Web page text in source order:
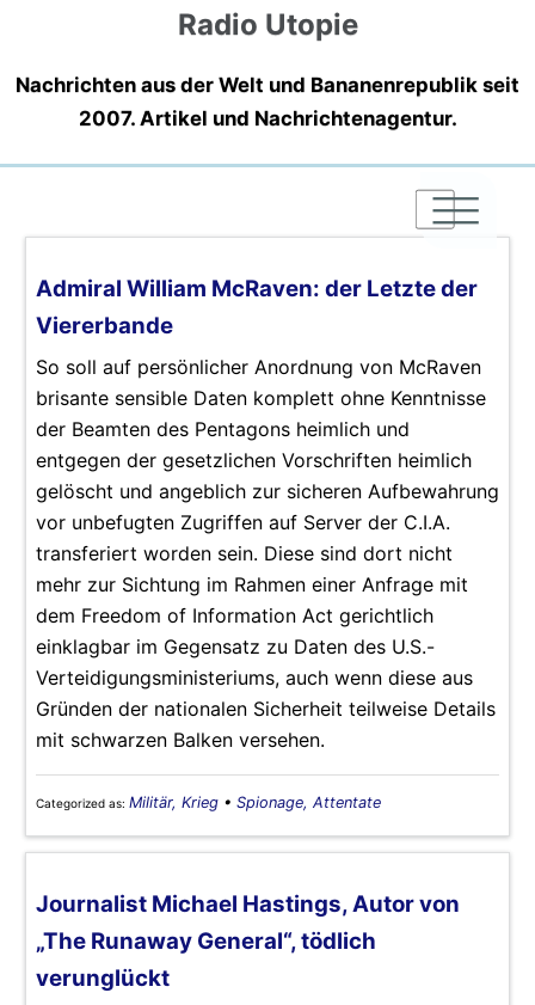
Radio Utopie
Nachrichten aus der Welt und Bananenrepublik seit
2007. Artikel und Nachrichtenagentur.
|
|
|
Admiral William McRaven: der Letzte der
Viererbande
So soll auf persönlicher Anordnung von McRaven
brisante sensible Daten komplett ohne Kenntnisse
der Beamten des Pentagons heimlich und
entgegen der gesetzlichen Vorschriften heimlich
gelöscht und angeblich zur sicheren Aufbewahrung
vor unbefugten Zugriffen auf Server der C.I.A.
transferiert worden sein. Diese sind dort nicht
mehr zur Sichtung im Rahmen einer Anfrage mit
dem Freedom of Information Act gerichtlich
einklagbar im Gegensatz zu Daten des U.S.-
Verteidigungsministeriums, auch wenn diese aus
Gründen der nationalen Sicherheit teilweise Details
mit schwarzen Balken versehen.
Categorized as: Militär, Krieg • Spionage, Attentate
Journalist Michael Hastings, Autor von
„The Runaway General“, tödlich
verunglückt